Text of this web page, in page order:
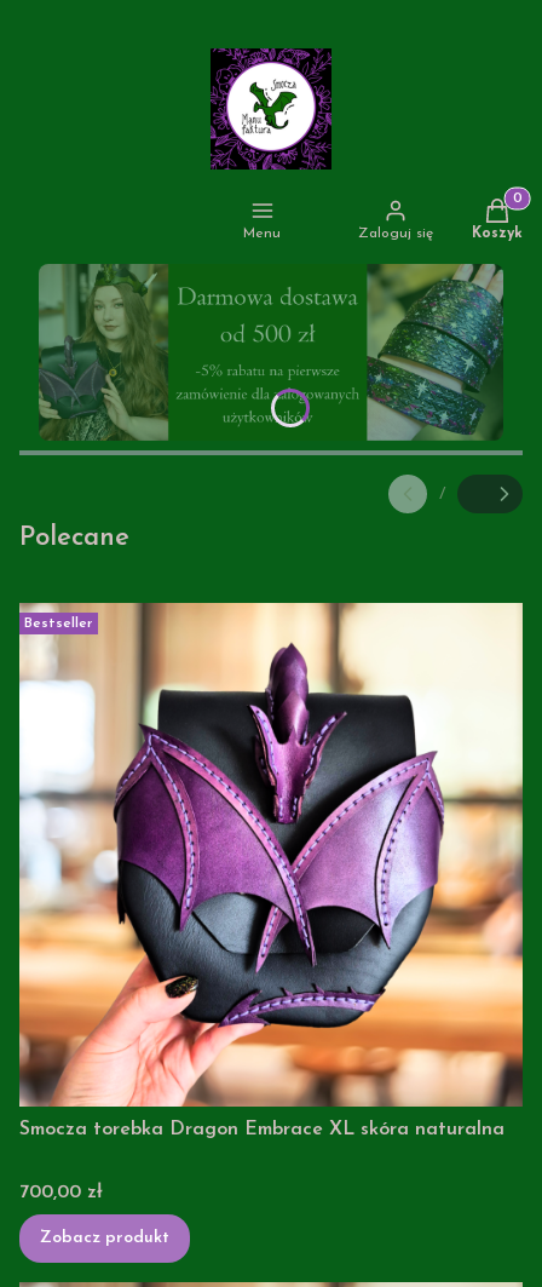
Menu Zaloguj się Koszyk
Slajd
/
z
Polecane
Bestseller
Smocza torebka Dragon Embrace XL skóra naturalna
Cena
700,00 zł
Zobacz produkt